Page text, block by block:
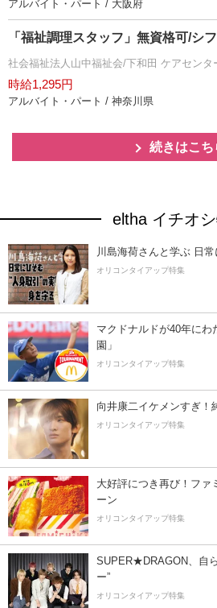
アルバイト・パート / 大阪府
「福祉調理スタッフ」無資格可/シ
社会福祉法人山中福祉会/下和田 ケアセンタ
時給1,295円
アルバイト・パート / 神奈川県
続きはこち
eltha イチオ
川島海荷さんと学ぶ 日
オリコンタイアップ特集
マクドナルドが40年に
園」
オリコンタイアップ特集
向井康二イケメンすぎ！
オリコンタイアップ特集
大好評につき再び！ファ
ーン
オリコンタイアップ特集
SUPER★DRAGON、自
ー”
オリコンタイアップ特集